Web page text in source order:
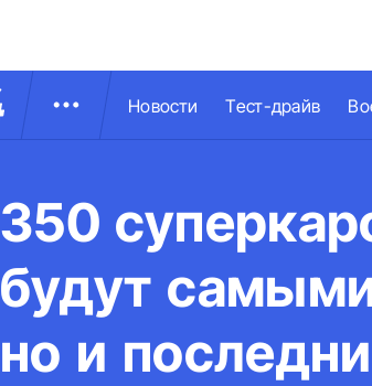
Новости Тест-драйв
350
будут
но и